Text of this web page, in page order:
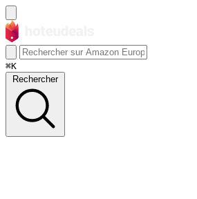
⌘K
Rechercher